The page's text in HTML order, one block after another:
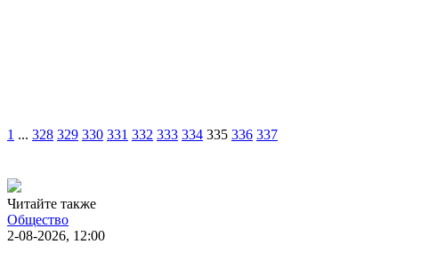
1 ... 328 329 330 331 332 333 334 335 336 337
Читайте также
Общество
2-08-2026, 12:00